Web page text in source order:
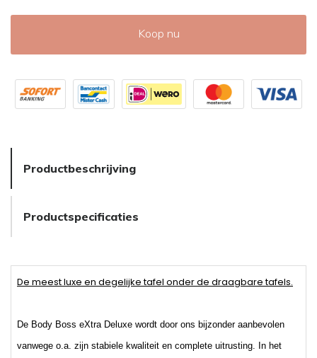
Koop nu
Productbeschrijving
Productspecificaties
De meest luxe en degelijke tafel onder de draagbare tafels.
De Body Boss eXtra Deluxe wordt door ons bijzonder aanbevolen
vanwege o.a. zijn stabiele kwaliteit en complete uitrusting. In het